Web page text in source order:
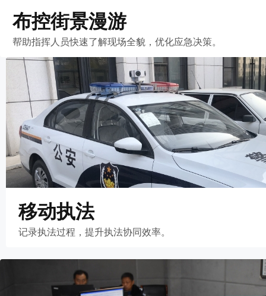
布控街景漫游
帮助指挥人员快速了解现场全貌，优化应急决策。
移动执法
记录执法过程，提升执法协同效率。